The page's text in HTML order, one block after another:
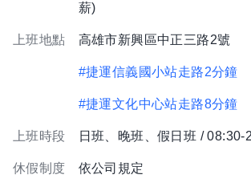
薪)
上班地點 高雄市新興區中正三路2號
#捷運信義國小站走路2分鐘
#捷運文化中心站走路8分鐘
上班時段 日班、晚班、假日班 / 08:30-
休假制度 依公司規定